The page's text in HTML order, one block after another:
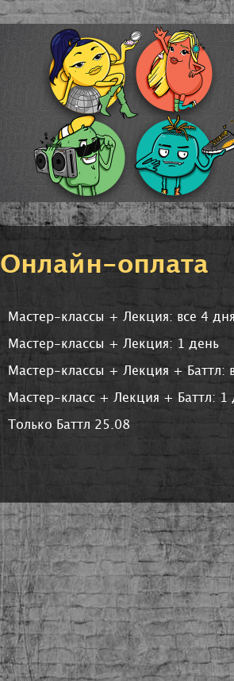
Онлайн-оплата
Мастер-классы + Лекция: все 4 дня
Мастер-классы + Лекция: 1 день
Мастер-классы + Лекция + Баттл:
Мастер-класс + Лекция + Баттл: 1
Только Баттл 25.08